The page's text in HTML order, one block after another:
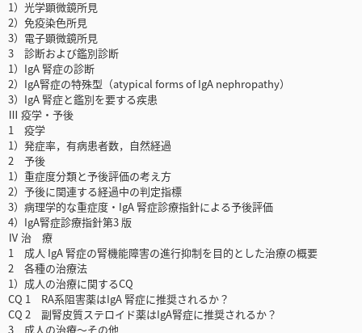
1）光学顕微鏡所見
2）免疫染色所見
3）電子顕微鏡所見
3 診断および鑑別診断
1）IgA 腎症の診断
2）IgA腎症の特殊型（atypical forms of IgA nephropathy）
3）IgA 腎症と鑑別を要する疾患
Ⅲ 疫学・予後
1 疫学
1）発症率，有病患者数，自然経過
2 予後
1）重症度分類と予後評価の考え方
2）予後に関連する経過中の判定指標
3）病理学的な重症度・IgA 腎症診療指針による予後評価
4）IgA腎症診療指針第3 版
Ⅳ 治 療
1 成人 IgA 腎症の腎機能障害の進行抑制を目的とした治療の概要
2 各種の治療法
1）成人の治療に関するCQ
CQ 1 RA系阻害薬はIgA 腎症に推奨されるか？
CQ 2 副腎皮質ステロイド薬はIgA腎症に推奨されるか？
3 成人の治療～その他